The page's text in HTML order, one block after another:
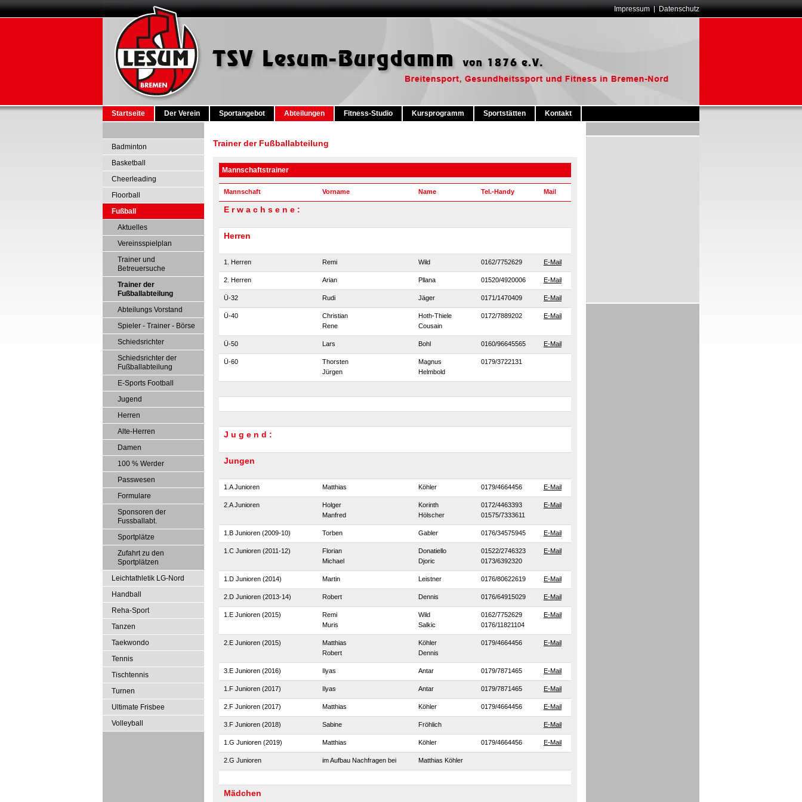
Trainer der Fußballabteilung
Mannschaftstrainer
Mannschaft Vorname Name Tel.-Handy Mail
E r w a c h s e n e :
Herren
1. Herren Remi Wild 0162/7752629 E-Mail
2. Herren Arian Pllana 01520/4920006 E-Mail
Ü-32 Rudi Jäger 0171/1470409 E-Mail
Ü-40
Christian
Rene
Hoth-Thiele
Cousain
0172/7889202 E-Mail
Ü-50 Lars Bohl 0160/96645565 E-Mail
Ü-60
Thorsten
Jürgen
Magnus
Helmbold
0179/3722131
J u g e n d :
Jungen
1.A Junioren Matthias Köhler 0179/4664456 E-Mail
2.A Junioren
Holger
Manfred
Korinth
Hölscher
0172/4463393
01575/7333611
E-Mail
1.B Junioren (2009-10) Torben Gabler 0176/34575945 E-Mail
1.C Junioren (2011-12)
Florian
Michael
Donatiello
Djoric
01522/2746323
0173/6392320
E-Mail
1.D Junioren (2014) Martin Leistner 0176/80622619 E-Mail
2.D Junioren (2013-14) Robert Dennis 0176/64915029 E-Mail
1.E Junioren (2015)
Remi
Muris
Wild
Salkic
0162/7752629
0176/11821104
E-Mail
2.E Junioren (2015)
Matthias
Robert
Köhler
Dennis
0179/4664456 E-Mail
3.E Junioren (2016) Ilyas Antar 0179/7871465 E-Mail
1.F Junioren (2017) Ilyas Antar 0179/7871465 E-Mail
2.F Junioren (2017) Matthias Köhler 0179/4664456 E-Mail
3.F Junioren (2018) Sabine Fröhlich E-Mail
1.G Junioren (2019) Matthias Köhler 0179/4664456 E-Mail
2.G Junioren im Aufbau Nachfragen bei Matthias Köhler
Mädchen
Badminton
Basketball
Cheerleading
Floorball
Fußball
Aktuelles
Vereinsspielplan
Trainer und
Betreuersuche
Trainer der
Fußballabteilung
Abteilungs Vorstand
Spieler - Trainer - Börse
Schiedsrichter
Schiedsrichter der
Fußballabteilung
E-Sports Football
Jugend
Herren
Alte-Herren
Damen
100 % Werder
Passwesen
Formulare
Sponsoren der
Fussballabt.
Sportplätze
Zufahrt zu den
Sportplätzen
Leichtathletik LG-Nord
Handball
Reha-Sport
Tanzen
Taekwondo
Tennis
Tischtennis
Turnen
Ultimate Frisbee
Volleyball
Impressum Datenschutz
Startseite Der Verein Sportangebot Abteilungen Fitness-Studio Kursprogramm Sportstätten Kontakt